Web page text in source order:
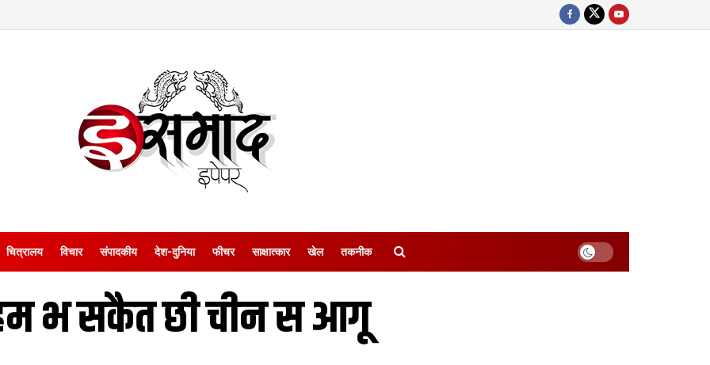
चित्रालय विचार संपादकीय देश-दुनिया फीचर साक्षात्‍कार खेल तकनीक
भ सकैत छी चीन स आगू